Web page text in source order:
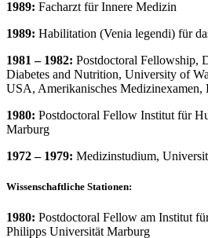
1989: Facharzt für Innere Medizin
1989: Habilitation (Venia legendi) für
1981 – 1982: Postdoctoral Fellowship,
Diabetes and Nutrition, University of
USA, Amerikanisches Medizinexamen,
1980: Postdoctoral Fellow Institut für
Marburg
1972 – 1979: Medizinstudium,
Wissenschaftliche Stationen:
1980: Postdoctoral Fellow am Institut
Philipps Universität Marburg